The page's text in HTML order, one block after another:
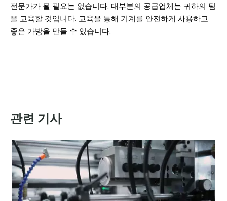
전문가가 될 필요는 없습니다. 대부분의 공급업체는 귀하의 팀
을 교육할 것입니다. 교육을 통해 기계를 안전하게 사용하고
좋은 가방을 만들 수 있습니다.
관련 기사